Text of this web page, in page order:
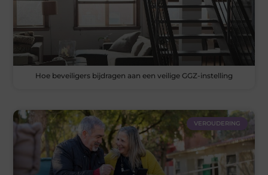
Hoe beveiligers bijdragen aan een veilige GGZ-instelling
VEROUDERING